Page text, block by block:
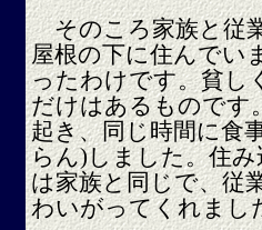
そのころ家族と従
屋根の下に住んでい
ったわけです。貧し
だけはあるものです
起き、同じ時間に食
らん)しました。住
は家族と同じで、従
わいがってくれまし